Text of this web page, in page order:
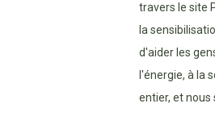
travers le site
la
d'aider les
l'énergie, à la
entier, et nous